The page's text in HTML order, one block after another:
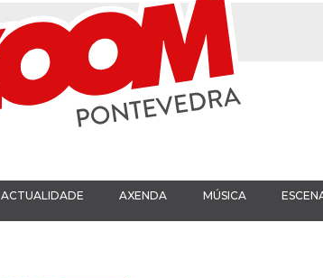
ACTUALIDADE AXENDA MÚSICA